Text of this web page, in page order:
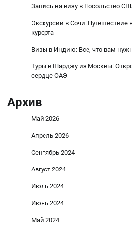
Запись на визу в Посольство
Экскурсии в Сочи: Путешествие
курорта
Визы в Индию: Все, что вам
Туры в Шарджу из Москвы:
сердце ОАЭ
Архив
Май 2026
Апрель 2026
Сентябрь 2024
Август 2024
Июль 2024
Июнь 2024
Май 2024